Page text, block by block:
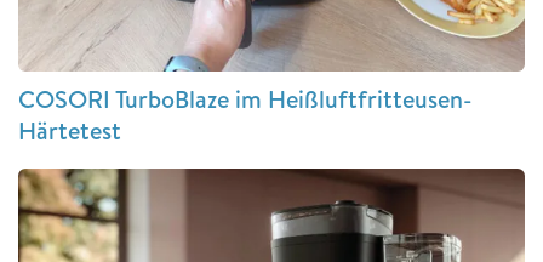
COSORI TurboBlaze im Heißluftfritteusen-
Härtetest